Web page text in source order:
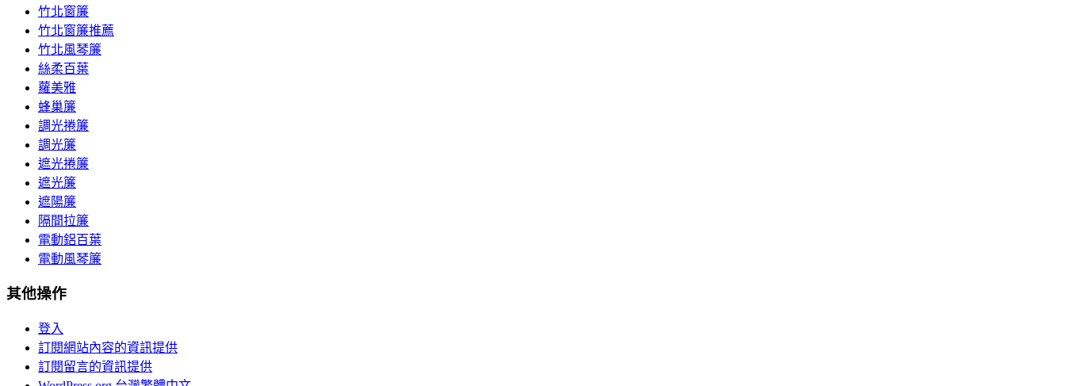
竹北窗簾
竹北窗簾推薦
竹北風琴簾
絲柔百葉
蘿美雅
蜂巢簾
調光捲簾
調光簾
遮光捲簾
遮光簾
遮陽簾
隔間拉簾
電動鋁百葉
電動風琴簾
其他操作
登入
訂閱網站內容的資訊提供
訂閱留言的資訊提供